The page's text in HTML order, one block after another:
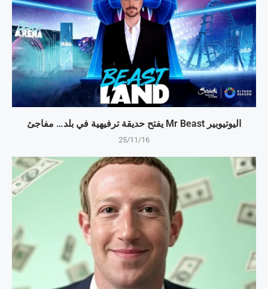
اليوتيوبير Mr Beast يفتح حديقة ترفيهية في بلد… مفاجئ
25/11/16